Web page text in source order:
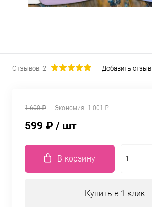
Отзывов: 2 Добавить отзыв
1 600 ₽ Экономия: 1 001 ₽
599 ₽ / шт
В корзину
Купить в 1 клик